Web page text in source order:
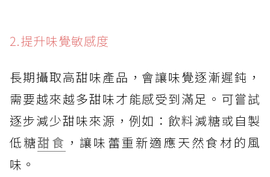
2.提升味覺敏感度
長期攝取高甜味產品，會讓味覺逐漸遲鈍，
需要越來越多甜味才能感受到滿足。可嘗試
逐步減少甜味來源，例如：飲料減糖或自製
低糖甜食 ，讓味蕾重新適應天然食材的風
味。